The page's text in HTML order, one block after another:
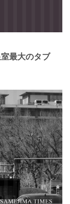
最大のタブ